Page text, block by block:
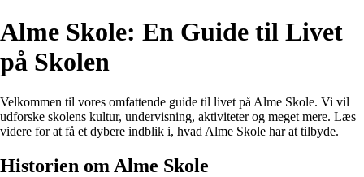
Alme Skole: En Guide til Livet
på Skolen
Velkommen til vores omfattende guide til livet på Alme Skole. Vi vil
udforske skolens kultur, undervisning, aktiviteter og meget mere. Læs
videre for at få et dybere indblik i, hvad Alme Skole har at tilbyde.
Historien om Alme Skole